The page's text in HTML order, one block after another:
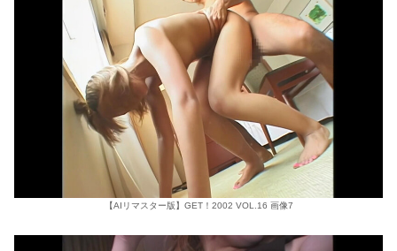
【AIリマスター版】GET！2002 VOL.16 画像7